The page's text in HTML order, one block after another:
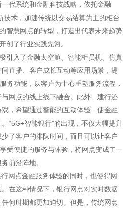
代系统和金融科技战略，依托金融
技术，加速传统以交易结算为主的柜台
智慧网点的转型，打造出代表未来趋势
创了行业实践先河。
引入了金融太空舱、智能柜员机、仿真
直播、客户成长互动等应用场景，提
务功能，以客户为中心重塑服务流程，
网点的线上线下融合。此外，建行还
，希望通过智能的互动体验，使金融
“5G+智能银行”的出现，不仅大幅提升
了客户的排队时间，而且可以让客户
受便捷的服务与体验，将网点变成了一
前沿阵地。
网点金融服务体验的同时，也使得网
在这种情况下，银行网点对实时数据
何时期都更加迫切。但是，传统网点